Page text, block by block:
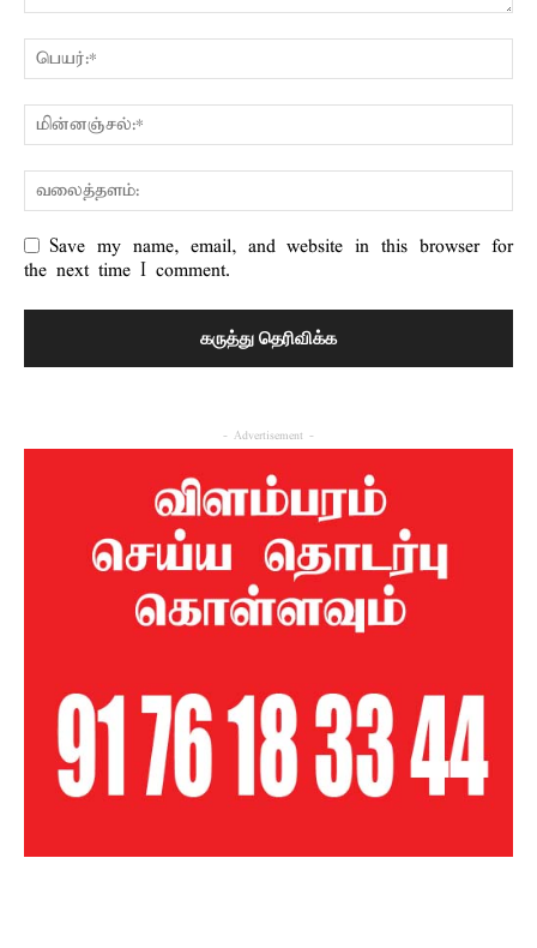
Save my name, email, and website in this browser for
the next time I comment.
- Advertisement -